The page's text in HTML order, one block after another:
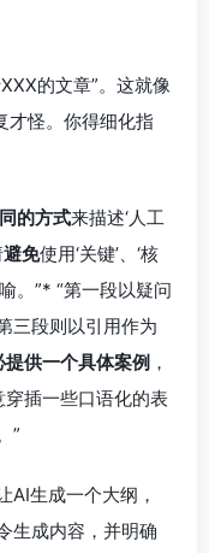
的文章”。这就像
才怪。你得细化指
的方式来描述‘人工
避免使用‘关键’、‘核
。”* “第一段以疑问
三段则以引用作为
提供一个具体案例 ，
插一些口语化的表
”
AI生成一个大纲，
生成内容，并明确